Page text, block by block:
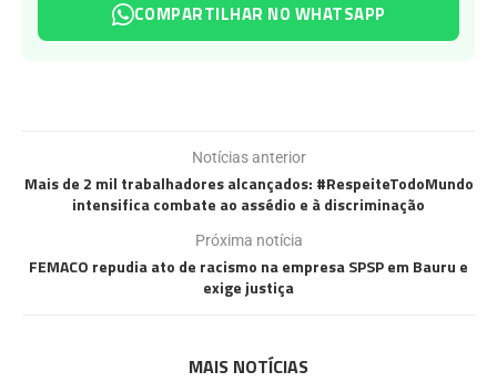
COMPARTILHAR NO WHATSAPP
Notícias anterior
Mais de 2 mil trabalhadores alcançados: #RespeiteTodoMundo
intensifica combate ao assédio e à discriminação
Próxima notícia
FEMACO repudia ato de racismo na empresa SPSP em Bauru e
exige justiça
MAIS NOTÍCIAS